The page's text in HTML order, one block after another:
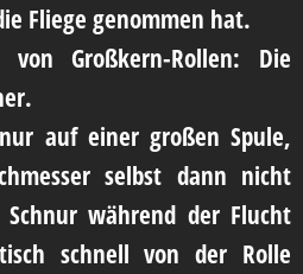
Fliege genommen hat.
Großkern-Rollen: Die
auf einer großen Spule,
selbst dann nicht
während der Flucht
schnell von der Rolle